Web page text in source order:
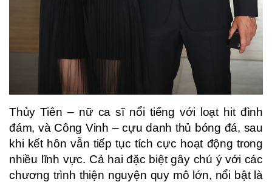
Thủy Tiên – nữ ca sĩ nổi tiếng với loạt hit đình
đám, và Công Vinh – cựu danh thủ bóng đá, sau
khi kết hôn vẫn tiếp tục tích cực hoạt động trong
nhiều lĩnh vực. Cả hai đặc biệt gây chú ý với các
chương trình thiện nguyện quy mô lớn, nổi bật là